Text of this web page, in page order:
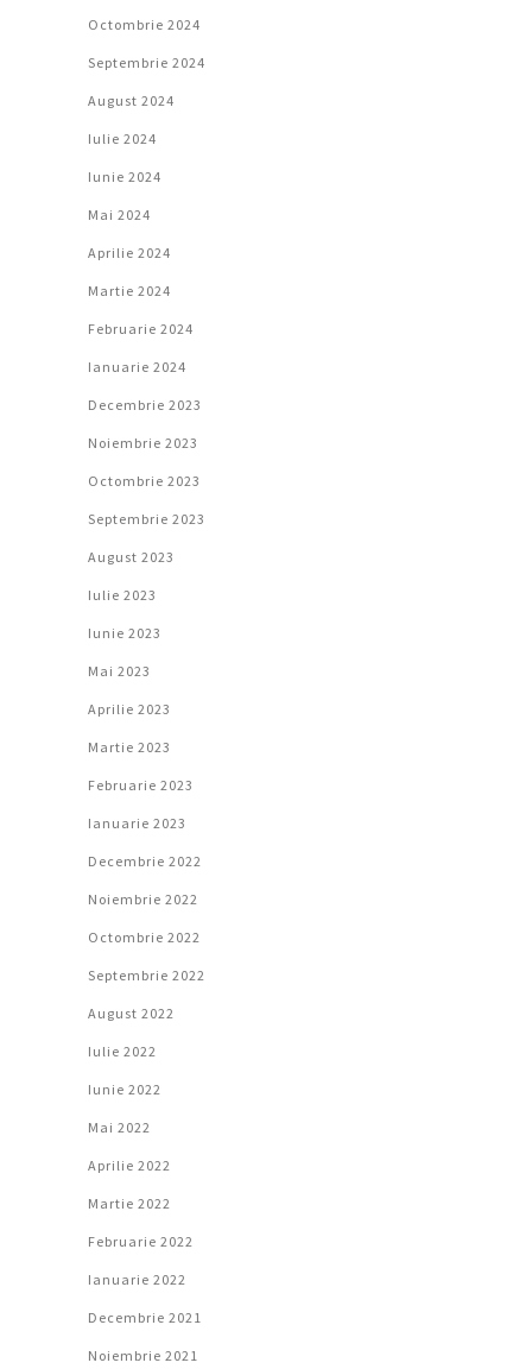
Octombrie 2024
Septembrie 2024
August 2024
Iulie 2024
Iunie 2024
Mai 2024
Aprilie 2024
Martie 2024
Februarie 2024
Ianuarie 2024
Decembrie 2023
Noiembrie 2023
Octombrie 2023
Septembrie 2023
August 2023
Iulie 2023
Iunie 2023
Mai 2023
Aprilie 2023
Martie 2023
Februarie 2023
Ianuarie 2023
Decembrie 2022
Noiembrie 2022
Octombrie 2022
Septembrie 2022
August 2022
Iulie 2022
Iunie 2022
Mai 2022
Aprilie 2022
Martie 2022
Februarie 2022
Ianuarie 2022
Decembrie 2021
Noiembrie 2021